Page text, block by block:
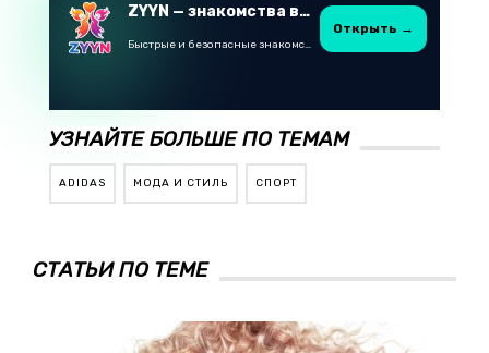
ZYYN — знакомства в Казахстане
Быстрые и безопасные знакомства в Telegram
Открыть →
УЗНАЙТЕ БОЛЬШЕ ПО ТЕМАМ
ADIDAS МОДА И СТИЛЬ СПОРТ
СТАТЬИ ПО ТЕМЕ